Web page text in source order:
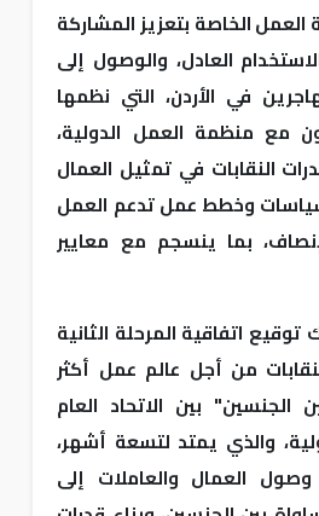
الخاصة بتعزيز المشاركة
العادل، والوصول إلى
في الأردن، التي نظمها
مع منظمة العمل الدولية،
النقابات في تمثيل العمال
سياسات وخطط عمل تدعم العمل
بما ينسجم مع معايير
اتفاقية المرحلة الثانية
من أجل عالم عمل أكثر
بين الاتحاد العام
والذي يمتد لتسعة أشهر،
العمال والعاملات إلى